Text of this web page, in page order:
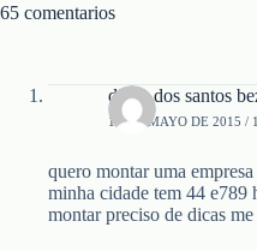
65 comentarios
diana dos santos
14 DE MAYO DE 2015 /
quero montar uma
minha cidade tem 44 e789
montar preciso de dicas